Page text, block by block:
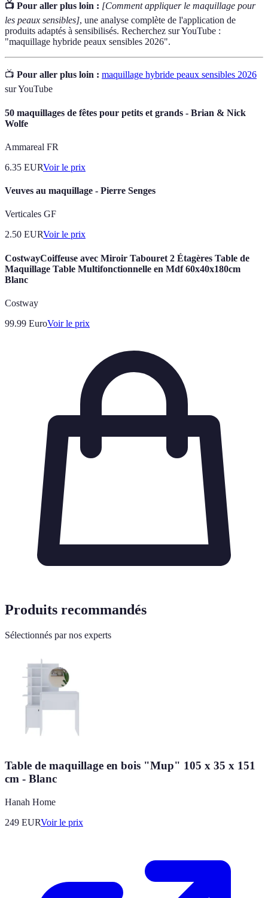
📺 Pour aller plus loin : [Comment appliquer le maquillage pour
les peaux sensibles], une analyse complète de l'application de
produits adaptés à sensibilisés. Recherchez sur YouTube :
"maquillage hybride peaux sensibles 2026".
📺 Pour aller plus loin : maquillage hybride peaux sensibles 2026
sur YouTube
50 maquillages de fêtes pour petits et grands - Brian & Nick
Wolfe
Ammareal FR
6.35 EURVoir le prix
Veuves au maquillage - Pierre Senges
Verticales GF
2.50 EURVoir le prix
CostwayCoiffeuse avec Miroir Tabouret 2 Étagères Table de
Maquillage Table Multifonctionnelle en Mdf 60x40x180cm
Blanc
Costway
99.99 EuroVoir le prix
Produits recommandés
Sélectionnés par nos experts
Table de maquillage en bois "Mup" 105 x 35 x 151
cm - Blanc
Hanah Home
249 EURVoir le prix